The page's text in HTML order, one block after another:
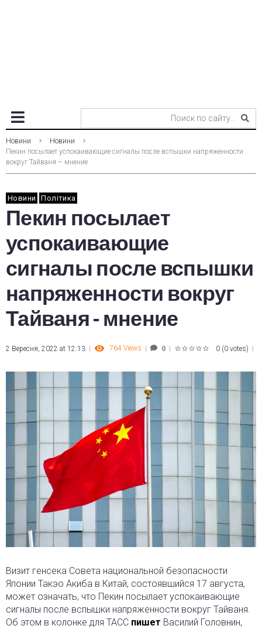
Новини
Новини
Пекин посылает успокаивающие сигналы после вспышки напряженности
вокруг Тайваня – мнение
Новини Політика
Пекин посылает
успокаивающие
сигналы после вспышки
напряженности вокруг
Тайваня - мнение
2 Вересня, 2022 at 12:13 764 Views 0 0 (0 votes)
Визит генсека Совета национальной безопасности
Японии Такэо Акиба в Китай, состоявшийся 17 августа,
может означать, что Пекин посылает успокаивающие
сигналы после вспышки напряженности вокруг Тайваня.
Об этом в колонке для ТАСС пишет Василий Головнин,